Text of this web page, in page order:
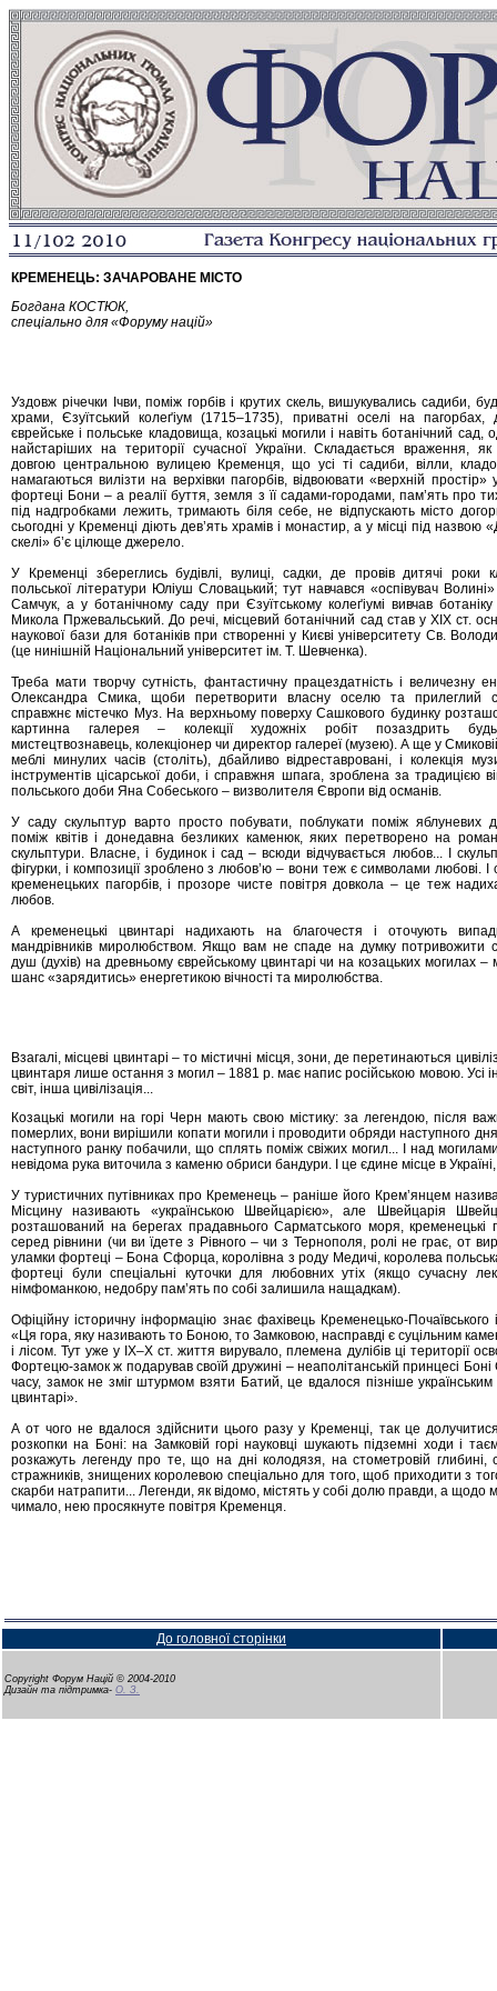
КРЕМЕНЕЦЬ: ЗАЧАРОВАНЕ МІСТО
Богдана КОСТЮК,
спеціально для «Форуму націй»
Уздовж річечки Ічви, поміж горбів і крутих скель, вишукувались садиби,
храми, Єзуїтський колеґіум (1715–1735), приватні оселі на пагорбах,
єврейське і польське кладовища, козацькі могили і навіть ботанічний сад,
найстаріших на території сучасної України. Складається враження,
довгою центральною вулицею Кременця, що усі ті садиби, вілли,
намагаються вилізти на верхівки пагорбів, відвоювати «верхній простір»
фортеці Бони – а реалії буття, земля з її садами-городами, пам’ять про
під надгробками лежить, тримають біля себе, не відпускають місто
сьогодні у Кременці діють дев’ять храмів і монастир, а у місці під назвою
скелі» б’є цілюще джерело.
У Кременці збереглись будівлі, вулиці, садки, де провів дитячі роки
польської літератури Юліуш Словацький; тут навчався «оспівувач
Самчук, а у ботанічному саду при Єзуїтському колеґіумі вивчав
Микола Пржевальський. До речі, місцевий ботанічний сад став у ХІХ ст.
наукової бази для ботаніків при створенні у Києві університету Св.
(це нинішній Національний університет ім. Т. Шевченка).
Треба мати творчу сутність, фантастичну працездатність і величезну
Олександра Смика, щоби перетворити власну оселю та прилеглий
справжнє містечко Муз. На верхньому поверху Сашкового будинку
картинна галерея – колекції художніх робіт позаздрить
мистецтвознавець, колекціонер чи директор галереї (музею). А ще у
меблі минулих часів (століть), дбайливо відреставровані, і колекція
інструментів цісарської доби, і справжня шпага, зроблена за традицією
польського доби Яна Собеського – визволителя Європи від османів.
У саду скульптур варто просто побувати, поблукати поміж яблуневих
поміж квітів і донедавна безликих каменюк, яких перетворено на
скульптури. Власне, і будинок і сад – всюди відчувається любов... І
фігурки, і композиції зроблено з любов’ю – вони теж є символами любові. І
кременецьких пагорбів, і прозоре чисте повітря довкола – це теж
любов.
А кременецькі цвинтарі надихають на благочестя і оточують
мандрівників миролюбством. Якщо вам не спаде на думку потривожити
душ (духів) на древньому єврейському цвинтарі чи на козацьких могилах –
шанс «зарядитись» енергетикою вічності та миролюбства.
Взагалі, місцеві цвинтарі – то містичні місця, зони, де перетинаються
цвинтаря лише остання з могил – 1881 р. має напис російською мовою. Усі
світ, інша цивілізація...
Козацькі могили на горі Черн мають свою містику: за легендою, після
померлих, вони вирішили копати могили і проводити обряди наступного
наступного ранку побачили, що сплять поміж свіжих могил... І над
невідома рука виточила з каменю обриси бандури. І це єдине місце в
У туристичних путівниках про Кременець – раніше його Крем’янцем
Місцину називають «українською Швейцарією», але Швейцарія
розташований на берегах прадавнього Сарматського моря,
серед рівнини (чи ви їдете з Рівного – чи з Тернополя, ролі не грає, от
уламки фортеці – Бона Сфорца, королівна з роду Медичі, королева
фортеці були спеціальні куточки для любовних утіх (якщо сучасну
німфоманкою, недобру пам’ять по собі залишила нащадкам).
Офіційну історичну інформацію знає фахівець Кременецько-Почаївського
«Ця гора, яку називають то Боною, то Замковою, насправді є суцільним
і лісом. Тут уже у ІХ–Х ст. життя вирувало, племена дулібів ці території
Фортецю-замок ж подарував своїй дружині – неаполітанській принцесі
часу, замок не зміг штурмом взяти Батий, це вдалося пізніше
цвинтарі».
А от чого не вдалося здійснити цього разу у Кременці, так це
розкопки на Боні: на Замковій горі науковці шукають підземні ходи і
розкажуть легенду про те, що на дні колодязя, на стометровій
стражників, знищених королевою спеціально для того, щоб приходити з
скарби натрапити... Легенди, як відомо, містять у собі долю правди, а щодо
чимало, нею просякнуте повітря Кременця.
До головної сторінки
Copyright Форум Націй © 2004-2010
Дизайн та підтримка- О. З.